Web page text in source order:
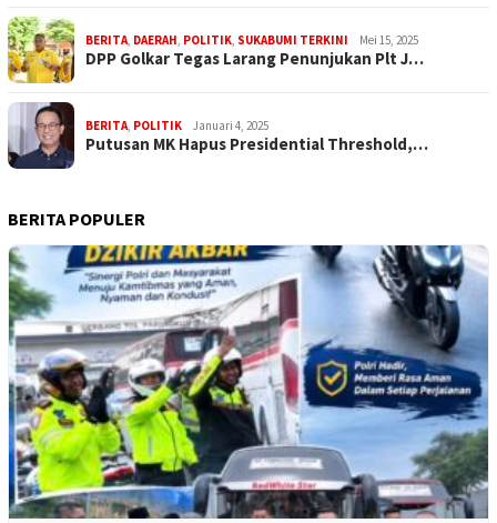
BERITA, DAERAH, POLITIK, SUKABUMI TERKINI Mei 15, 2025
DPP Golkar Tegas Larang Penunjukan Plt J…
BERITA, POLITIK Januari 4, 2025
Putusan MK Hapus Presidential Threshold,…
BERITA POPULER